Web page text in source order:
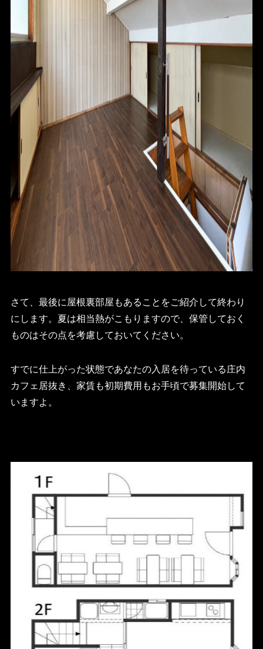
さて、最後に屋根裏部屋もあることをご紹介して終わり
にします。夏は相当熱がこもりますので、保管しておく
ものはその点を考慮しておいてください。
すでに仕上がった状態であなたの入居を待っている庄内
カフェ居抜き、家賃も初期費用もお手頃で募集開始して
いますよ。